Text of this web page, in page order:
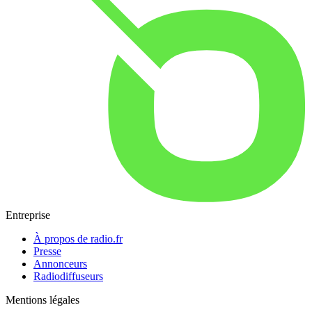
Entreprise
À propos de radio.fr
Presse
Annonceurs
Radiodiffuseurs
Mentions légales